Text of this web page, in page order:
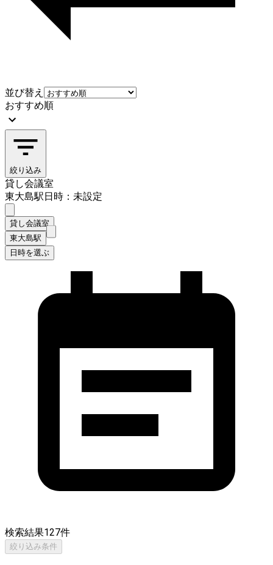
並び替え
おすすめ順
絞り込み
貸し会議室
東大島駅日時：未設定
貸し会議室
東大島駅
日時を選ぶ
検索結果127件
絞り込み条件